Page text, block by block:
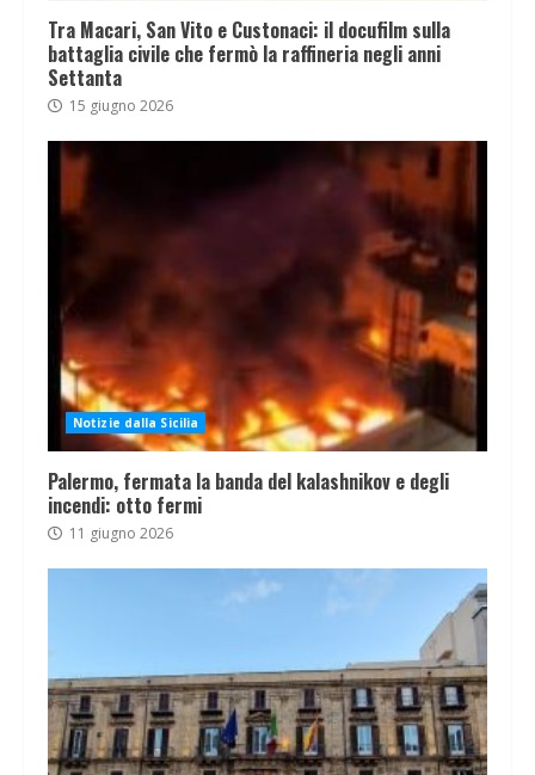
Tra Macari, San Vito e Custonaci: il docufilm sulla
battaglia civile che fermò la raffineria negli anni
Settanta
15 giugno 2026
Notizie dalla Sicilia
Palermo, fermata la banda del kalashnikov e degli
incendi: otto fermi
11 giugno 2026